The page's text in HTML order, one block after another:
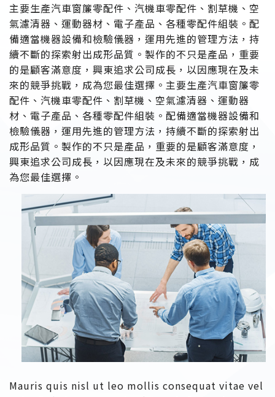
主要生產汽車窗簾零配件、汽機車零配件、割草機、空
氣濾清器、運動器材、電子產品、各種零配件組裝。配
備適當機器設備和檢驗儀器，運用先進的管理方法，持
續不斷的探索射出成形品質。製作的不只是產品，重要
的是顧客滿意度，興東追求公司成長，以因應現在及未
來的競爭挑戰，成為您最佳選擇。主要生產汽車窗簾零
配件、汽機車零配件、割草機、空氣濾清器、運動器
材、電子產品、各種零配件組裝。配備適當機器設備和
檢驗儀器，運用先進的管理方法，持續不斷的探索射出
成形品質。製作的不只是產品，重要的是顧客滿意度，
興東追求公司成長，以因應現在及未來的競爭挑戰，成
為您最佳選擇。
Mauris quis nisl ut leo mollis consequat vitae vel